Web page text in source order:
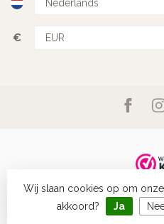
€
© Copyright 2026 Fashion
Lightspeed design
Wij slaan cookies op om
akkoord?
Ja